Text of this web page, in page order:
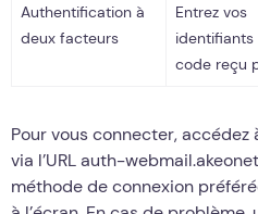
Authentification à
deux facteurs
Entrez vos
identifiants
code reçu
Pour vous connecter,
via l’URL auth-
méthode de connexion